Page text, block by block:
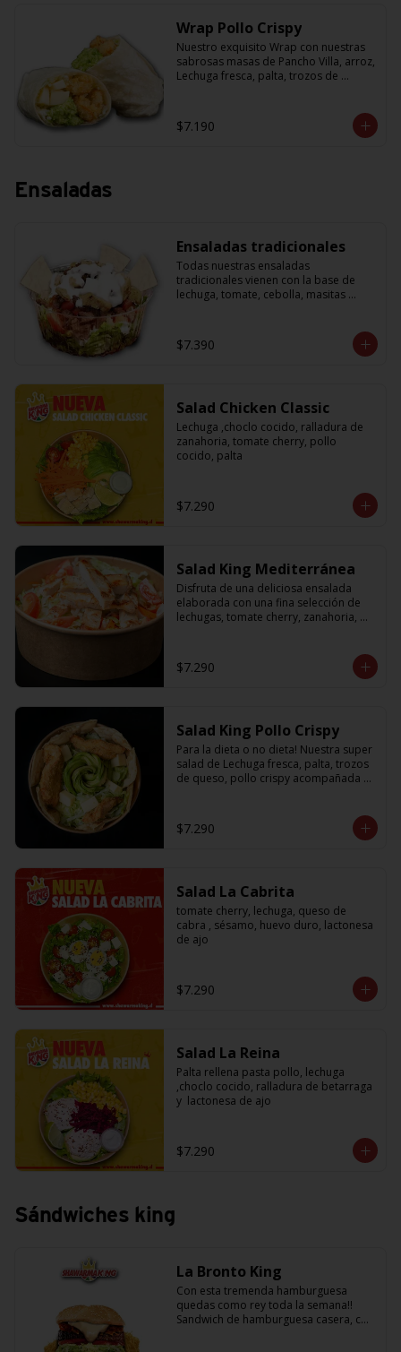
Wrap Pollo Crispy
Nuestro exquisito Wrap con nuestras
sabrosas masas de Pancho Villa, arroz,
Lechuga fresca, palta, trozos de
$7.190
Ensaladas
Ensaladas tradicionales
Todas nuestras ensaladas
tradicionales vienen con la base de
lechuga, tomate, cebolla, masitas
proteína que más te guste.
$7.390
Salad Chicken Classic
Lechuga ,choclo cocido, ralladura de
zanahoria, tomate cherry, pollo
cocido, palta
$7.290
Salad King Mediterránea
Disfruta de una deliciosa ensalada
elaborada con una fina selección de
lechugas, tomate cherry, zanahoria,
$7.290
Salad King Pollo Crispy
Para la dieta o no dieta! Nuestra super
salad de Lechuga fresca, palta, trozos
de queso, pollo crispy acompañada
$7.290
Salad La Cabrita
tomate cherry, lechuga, queso de
cabra , sésamo, huevo duro, lactonesa
de ajo
$7.290
Salad La Reina
Palta rellena pasta pollo, lechuga
,choclo cocido, ralladura de betarraga
y  lactonesa de ajo
$7.290
Sándwiches king
La Bronto King
Con esta tremenda hamburguesa
quedas como rey toda la semana!!
Sandwich de hamburguesa casera, con